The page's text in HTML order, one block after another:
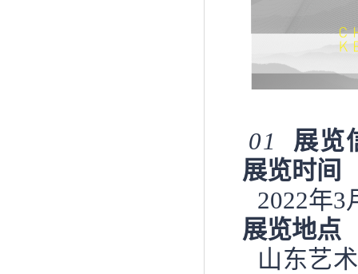
01
展览
展览时间
2022年3
展览地点
山东艺